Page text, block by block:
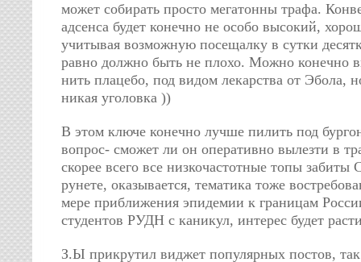
может собирать просто мегатонны трафа.
адсенса будет конечно не особо высокий,
учитывая возможную посещалку в сутки
равно должно быть не плохо. Можно конечно
нить плацебо, под видом лекарства от Эбола,
никая уголовка ))
В этом ключе конечно лучше пилить под
вопрос- сможет ли он оперативно вылезти в
скорее всего все низкочастотные топы
рунете, оказывается, тематика тоже
мере приближения эпидемии к границам
студентов РУДН с каникул, интерес будет
З.Ы прикрутил виджет популярных постов, так